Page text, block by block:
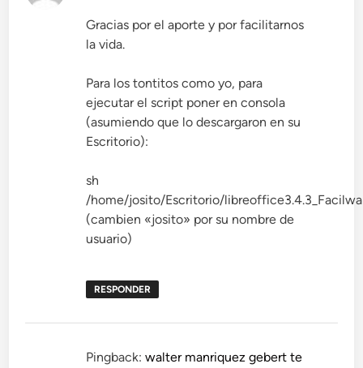
Gracias por el aporte y por facilitarnos
la vida.
Para los tontitos como yo, para
ejecutar el script poner en consola
(asumiendo que lo descargaron en su
Escritorio):
sh
/home/josito/Escritorio/
(cambien «josito» por su nombre de
usuario)
RESPONDER
Pingback:walter manriquez gebert te